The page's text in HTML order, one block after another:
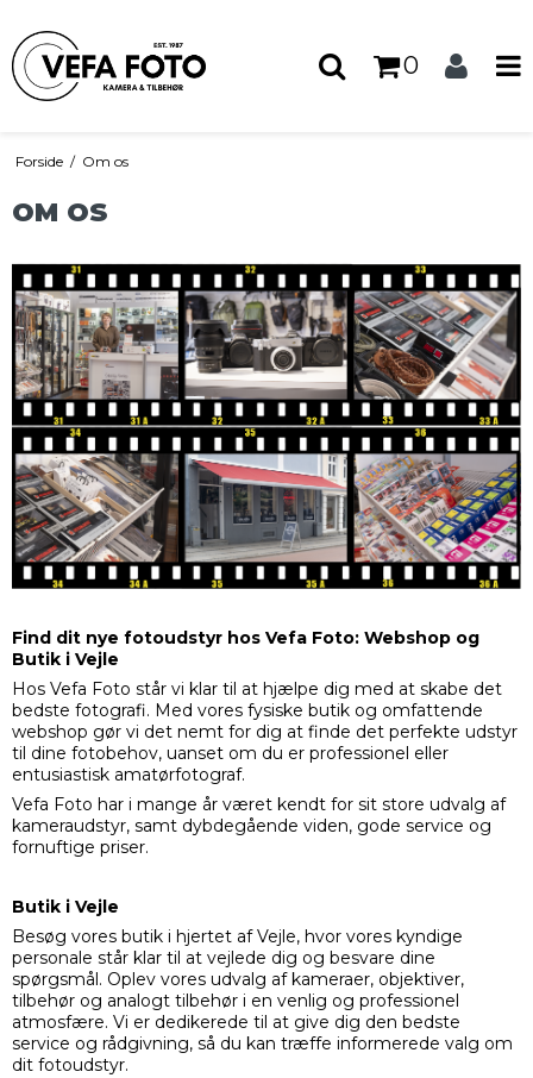
0
Forside / Om os
OM OS
Find dit nye fotoudstyr hos Vefa Foto: Webshop og
Butik i Vejle
Hos Vefa Foto står vi klar til at hjælpe dig med at skabe det
bedste fotografi. Med vores fysiske butik og omfattende
webshop gør vi det nemt for dig at finde det perfekte udstyr
til dine fotobehov, uanset om du er professionel eller
entusiastisk amatørfotograf.
Vefa Foto har i mange år været kendt for sit store udvalg af
kameraudstyr, samt dybdegående viden, gode service og
fornuftige priser.
Butik i Vejle
Besøg vores butik i hjertet af Vejle, hvor vores kyndige
personale står klar til at vejlede dig og besvare dine
spørgsmål. Oplev vores udvalg af kameraer, objektiver,
tilbehør og analogt tilbehør i en venlig og professionel
atmosfære. Vi er dedikerede til at give dig den bedste
service og rådgivning, så du kan træffe informerede valg om
dit fotoudstyr.